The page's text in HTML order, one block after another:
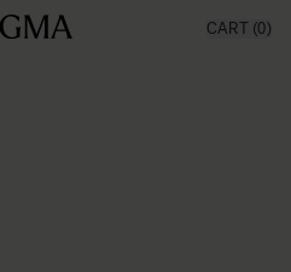
CART (0)